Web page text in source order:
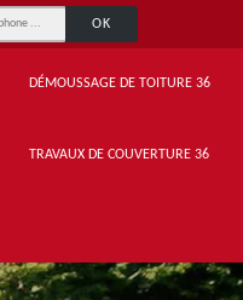
DÉMOUSSAGE DE TOITURE 36
TRAVAUX DE COUVERTURE 36